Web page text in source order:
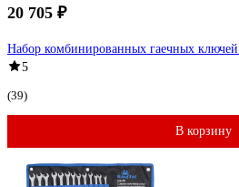
20 705 ₽
Набор комбинированных гаечных
5
(39)
В корзину